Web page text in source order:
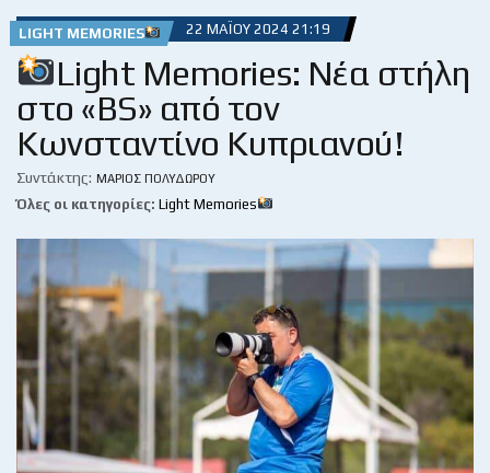
LIGHT MEMORIES 22 ΜΑΪ́ΟΥ 2024 21:19
Light Memories: Νέα στήλη
στο «BS» από τον
Κωνσταντίνο Κυπριανού!
Συντάκτης: ΜΆΡΙΟΣ ΠΟΛΥΔΏΡΟΥ
Όλες οι κατηγορίες: Light Memories